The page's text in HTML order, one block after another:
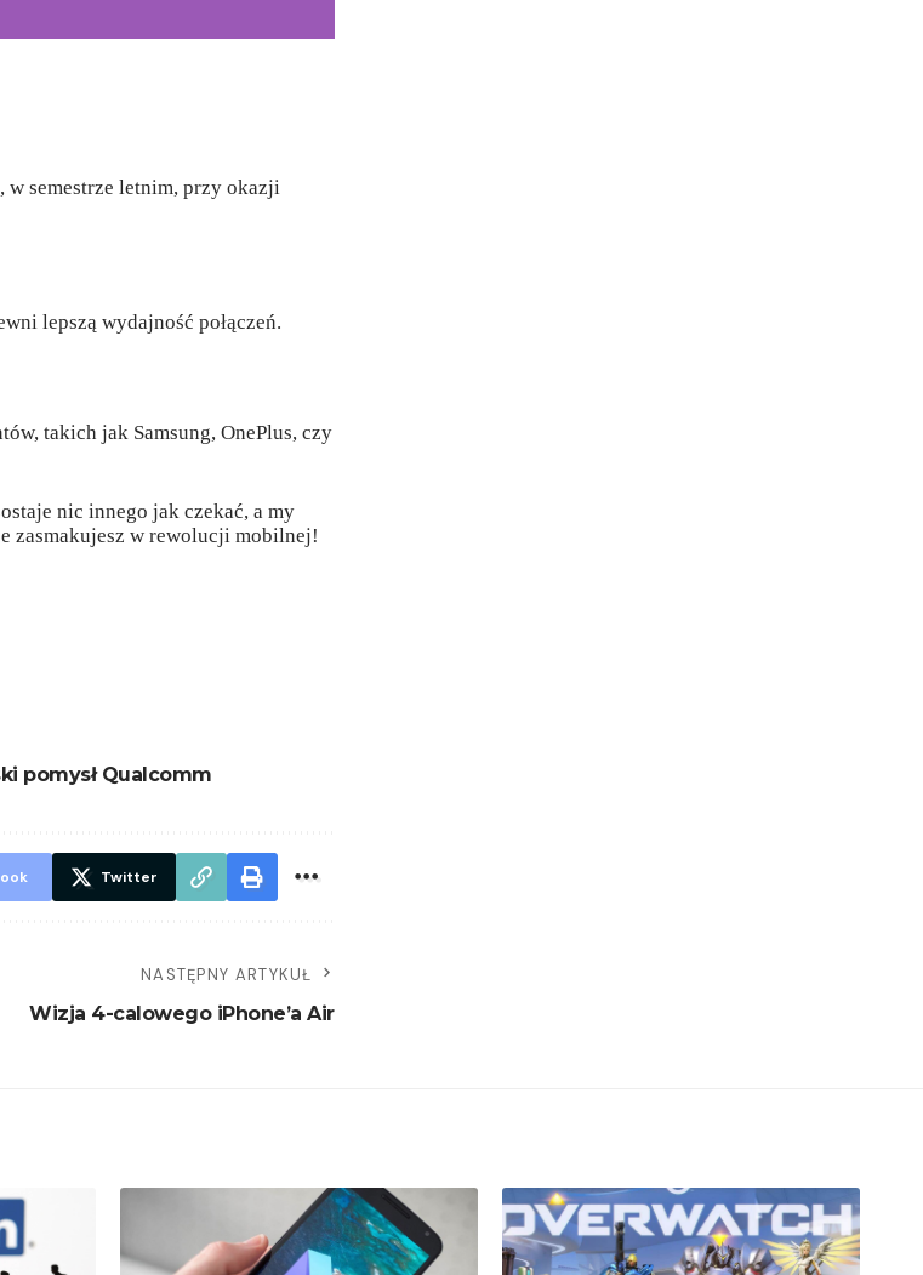
w semestrze letnim, przy okazji
lepszą wydajność połączeń.
takich jak Samsung, OnePlus, czy
nic innego jak czekać, a my
zasmakujesz w rewolucji mobilnej!
pomysł Qualcomm
Twitter
NASTĘPNY ARTYKUŁ
Wizja 4-calowego iPhone’a Air